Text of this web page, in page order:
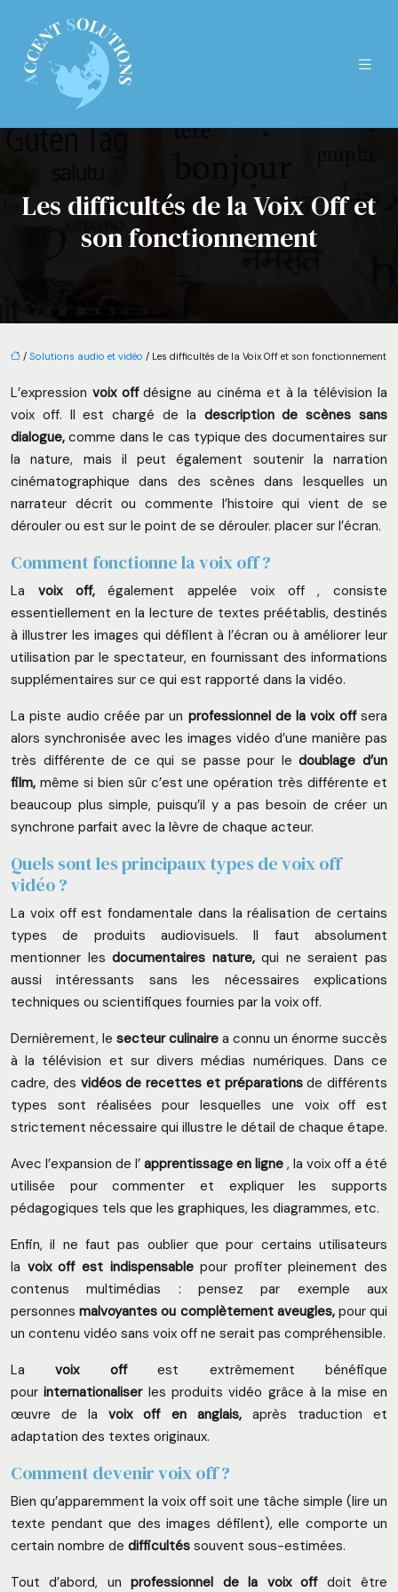
Les difficultés de la Voix Off et
son fonctionnement
/ Solutions audio et vidéo / Les difficultés de la Voix Off et son fonctionnement
L’expression voix offdésigne au cinéma et à la télévision la
voix off. Il est chargé de la description de scènes sans
dialogue, comme dans le cas typique des documentaires sur
la nature, mais il peut également soutenir la narration
cinématographiquedans des scènes dans lesquelles un
narrateur décrit ou commente l’histoire qui vient de se
dérouler ou est sur le point de se dérouler. placer sur l’écran.
Comment fonctionne la voix off ?
La voix off,également appelée voix off, consiste
essentiellement en la lecture de textes préétablis, destinés
à illustrer les images qui défilent à l’écran ou à améliorer leur
utilisation par le spectateur, en fournissant des informations
supplémentaires sur ce qui est rapporté dans la vidéo.
La piste audio créée par un professionnel de la voix offsera
alors synchronisée avec les images vidéo d’une manière pas
très différente de ce qui se passe pour ledoublage d’un
film, même si bien sûr c’est une opération très différente et
beaucoup plus simple, puisqu’il y a pas besoin de créer un
synchrone parfait avec la lèvre de chaque acteur.
Quels sont les principaux types de voix off
vidéo ?
La voix off est fondamentale dans la réalisation de certains
types de produits audiovisuels. Il faut absolument
mentionner lesdocumentaires nature,qui ne seraient pas
aussi intéressants sans les nécessaires explications
techniques ou scientifiques fournies par la voix off.
Dernièrement, le secteur culinaire a connu un énorme succès
à la télévision et sur divers médias numériques. Dans ce
cadre, des vidéos de recettes et préparationsde différents
types sont réalisées pour lesquelles une voix off est
strictement nécessaire qui illustre le détail de chaque étape.
Avec l’expansion de l’ apprentissage en ligne , la voix off a été
utilisée pour commenter et expliquer les supports
pédagogiques tels que les graphiques, les diagrammes, etc.
Enfin, il ne faut pas oublier que pour certains utilisateurs
la voix off est indispensablepour profiter pleinement des
contenus multimédias : pensez par exemple aux
personnesmalvoyantes ou complètement aveugles,pour qui
un contenu vidéo sans voix off ne serait pas compréhensible.
Lavoix offest extrêmement bénéfique
pourinternationaliserles produits vidéo grâce à la mise en
œuvre de lavoix off en anglais,après traduction et
adaptation des textes originaux.
Comment devenir voix off ?
Bien qu’apparemment la voix off soit une tâche simple (lire un
texte pendant que des images défilent), elle comporte un
certain nombre de difficultés souvent sous-estimées.
Tout d’abord, unprofessionnel de la voix offdoit être